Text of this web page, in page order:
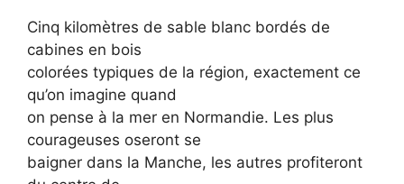
Cinq kilomètres de sable blanc bordés de
cabines en bois
colorées typiques de la région, exactement ce
qu’on imagine quand
on pense à la mer en Normandie. Les plus
courageuses oseront se
baigner dans la Manche, les autres profiteront